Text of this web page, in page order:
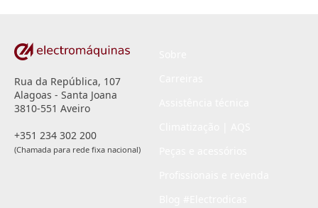
Rua da República, 107
Alagoas - Santa Joana
3810-551 Aveiro
+351 234 302 200
(Chamada para rede fixa nacional)